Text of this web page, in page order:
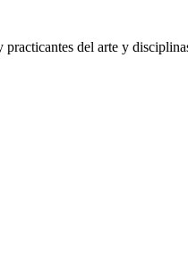
practicantes del arte y